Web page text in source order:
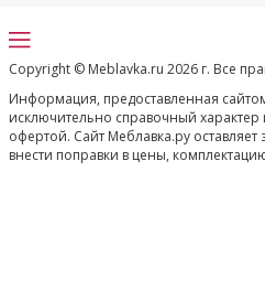
Copyright © Meblavka.ru 2026 г. Все
Информация, предоставленная
исключительно справочный характер
офертой. Сайт Меблавка.ру
внести поправки в цены,